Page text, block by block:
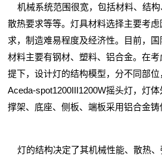
机械系统范围很宽，包括材料、结构
散热要求等等。灯具材料选择主要考
求，制造难易程度及经济性。目前，
材料主要有钢材、塑料、铝合金。在
提下，设计灯的结构模型，分不同部
Aceda-spot1200III1200W摇头灯，灯
撑架、底座、侧板、端板采用铝合金铸
灯的结构决定了其机械性能、散热